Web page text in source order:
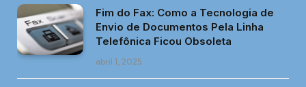
Fim do Fax: Como a Tecnologia de
Envio de Documentos Pela Linha
Telefônica Ficou Obsoleta
abril 1, 2025